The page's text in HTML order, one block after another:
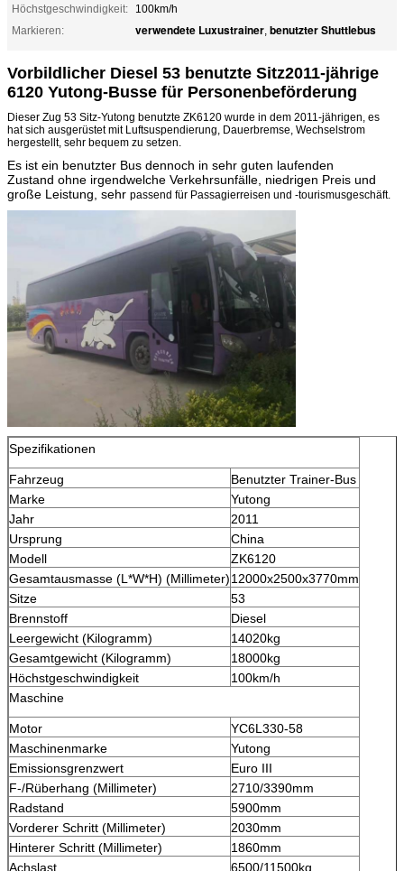
Höchstgeschwindigkeit:
100km/h
Markieren:
verwendete Luxustrainer, benutzter Shuttlebus
Vorbildlicher Diesel 53 benutzte Sitz2011-jährige
6120 Yutong-Busse für Personenbeförderung
Dieser Zug 53 Sitz-Yutong benutzte ZK6120 wurde in dem 2011-jährigen, es
hat sich ausgerüstet mit Luftsuspendierung, Dauerbremse, Wechselstrom
hergestellt, sehr bequem zu setzen.
Es ist ein benutzter Bus dennoch in sehr guten laufenden
Zustand ohne irgendwelche Verkehrsunfälle, niedrigen Preis und
große Leistung, sehr passend für Passagierreisen und -tourismusgeschäft.
Spezifikationen
Fahrzeug
Benutzter Trainer-Bus
Marke
Yutong
Jahr
2011
Ursprung
China
Modell
ZK6120
Gesamtausmasse (L*W*H) (Millimeter)12000x2500x3770mm
Sitze
53
Brennstoff
Diesel
Leergewicht (Kilogramm)
14020kg
Gesamtgewicht (Kilogramm)
18000kg
Höchstgeschwindigkeit
100km/h
Maschine
Motor
YC6L330-58
Maschinenmarke
Yutong
Emissionsgrenzwert
Euro III
F-/Rüberhang (Millimeter)
2710/3390mm
Radstand
5900mm
Vorderer Schritt (Millimeter)
2030mm
Hinterer Schritt (Millimeter)
1860mm
Achslast
6500/11500kg